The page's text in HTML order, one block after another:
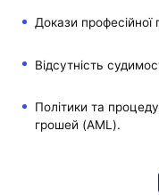
Докази професійної
Відсутність
Політики та
грошей (AML).